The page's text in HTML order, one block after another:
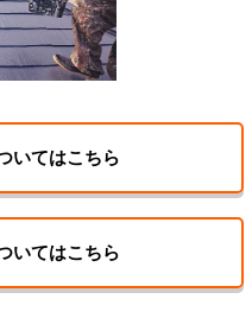
いてはこちら
いてはこちら